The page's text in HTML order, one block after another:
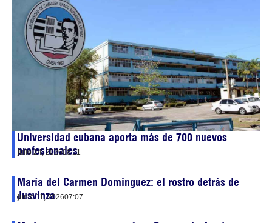
Universidad cubana aporta más de 700 nuevos
profesionales
julio 24, 202608:11
María del Carmen Dominguez: el rostro detrás de
Jusvinza
junio 11, 202607:07